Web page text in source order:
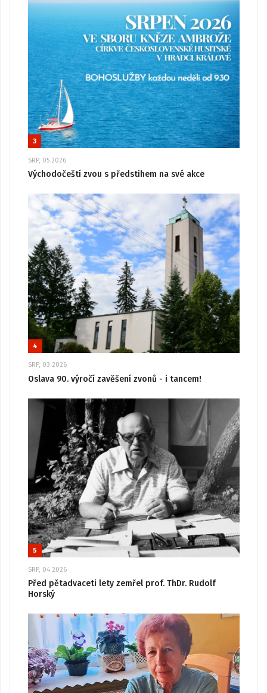
3
SRP, 05 2026
Východočeští zvou s předstihem na své akce
4
SRP, 03 2026
Oslava 90. výročí zavěšení zvonů - i tancem!
5
SRP, 04 2026
Před pětadvaceti lety zemřel prof. ThDr. Rudolf
Horský